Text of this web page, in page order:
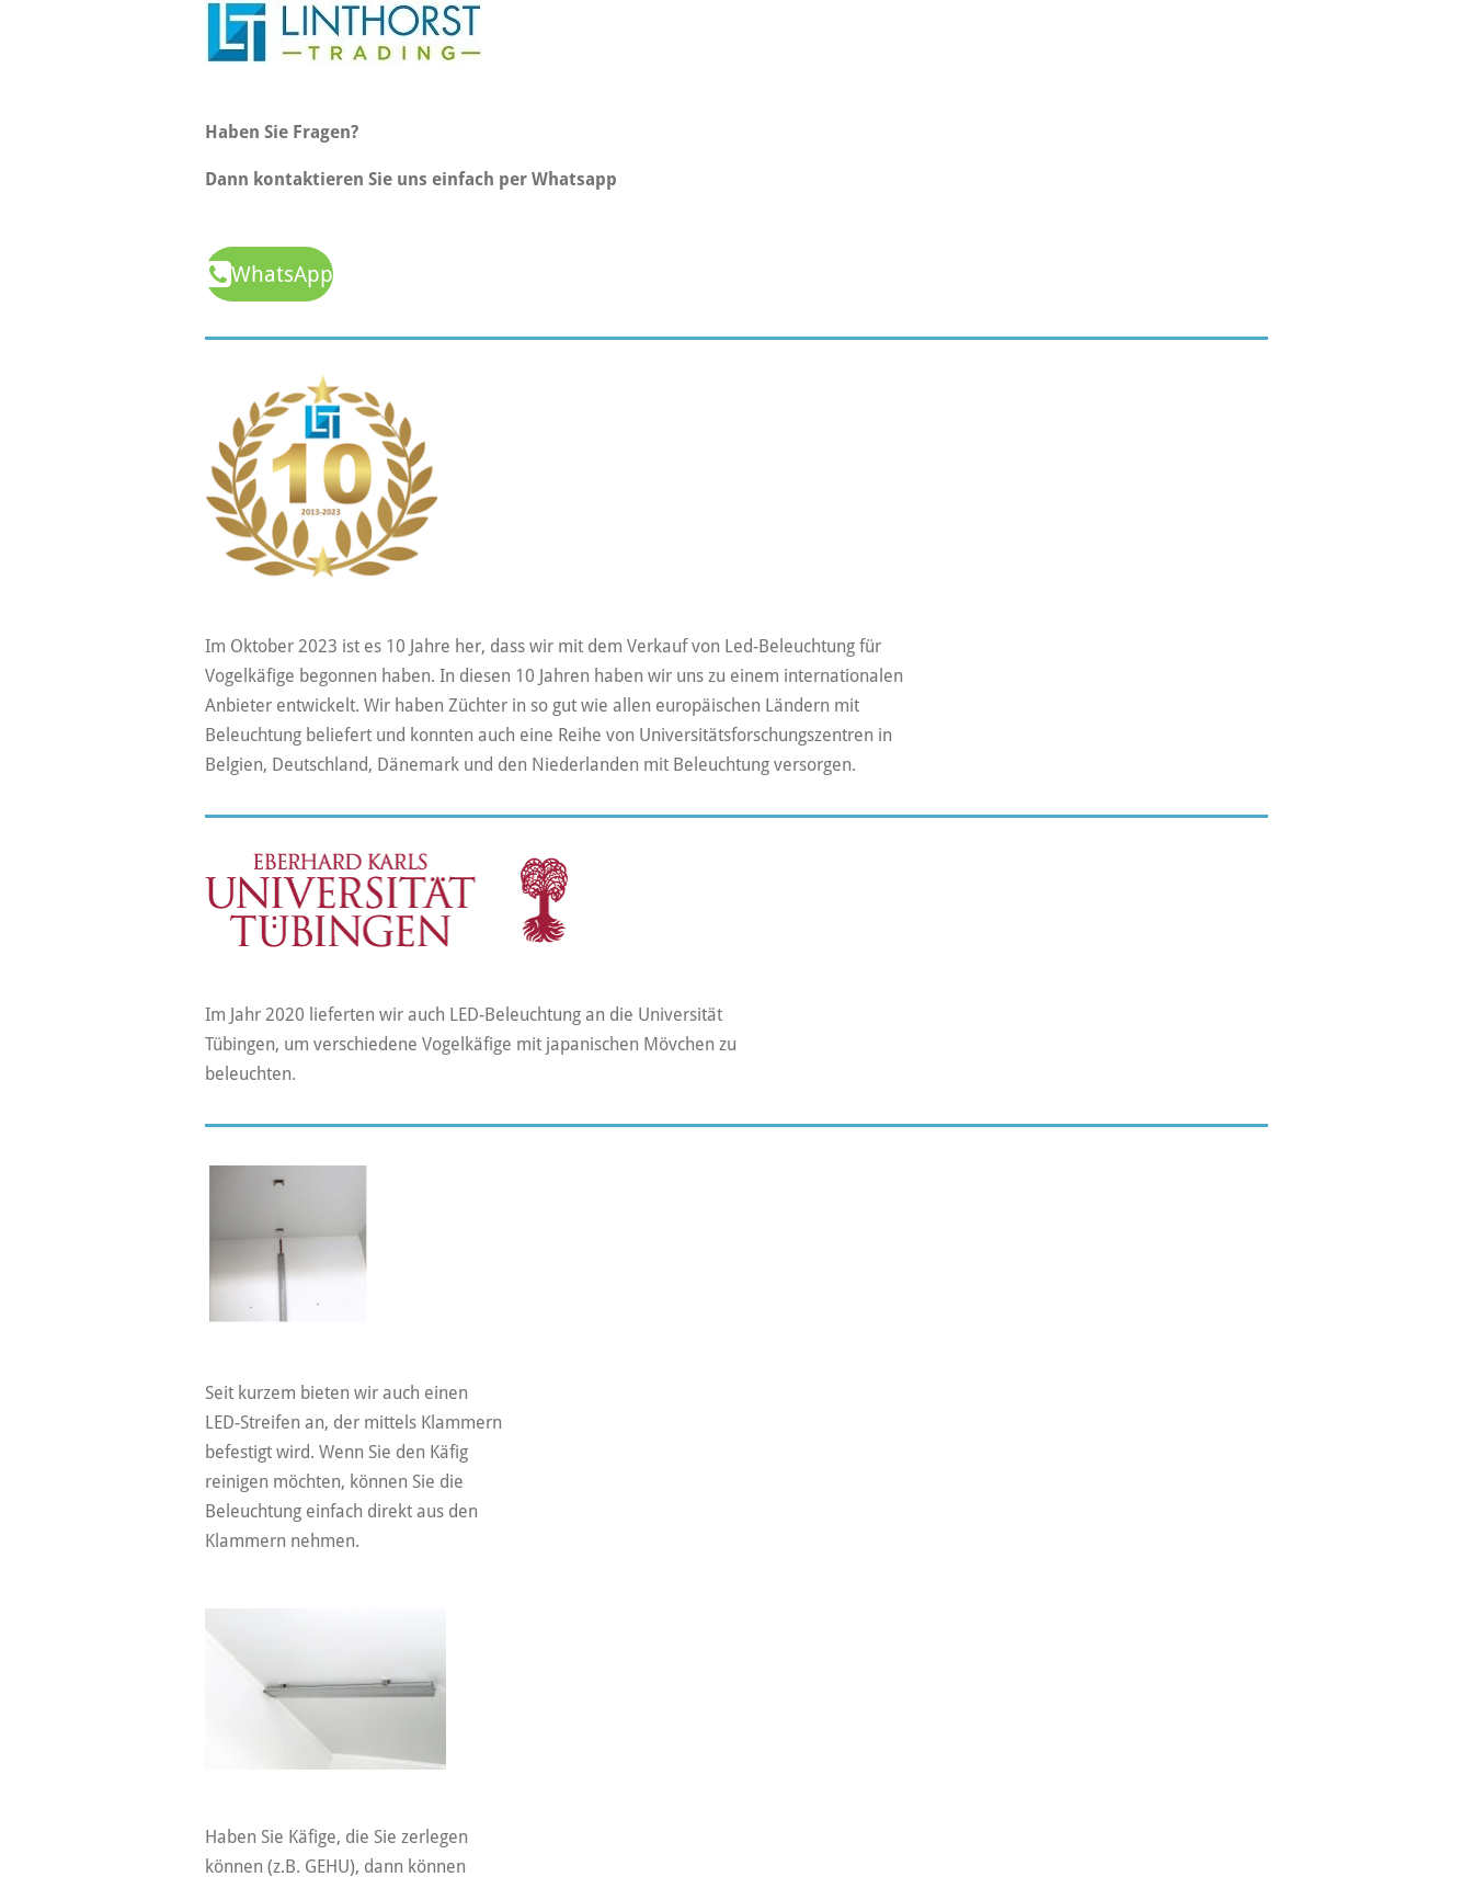
Haben Sie Fragen?
Dann kontaktieren Sie uns einfach per Whatsapp
WhatsApp
Im Oktober 2023 ist es 10 Jahre her, dass wir mit dem Verkauf von Led-Beleuchtung für
Vogelkäfige begonnen haben. In diesen 10 Jahren haben wir uns zu einem internationalen
Anbieter entwickelt. Wir haben Züchter in so gut wie allen europäischen Ländern mit
Beleuchtung beliefert und konnten auch eine Reihe von Universitätsforschungszentren in
Belgien, Deutschland, Dänemark und den Niederlanden mit Beleuchtung versorgen.
Im Jahr 2020 lieferten wir auch LED-Beleuchtung an die Universität
Tübingen, um verschiedene Vogelkäfige mit japanischen Mövchen zu
beleuchten.
Seit kurzem bieten wir auch einen
LED-Streifen an, der mittels Klammern
befestigt wird. Wenn Sie den Käfig
reinigen möchten, können Sie die
Beleuchtung einfach direkt aus den
Klammern nehmen.
Haben Sie Käfige, die Sie zerlegen
können (z.B. GEHU), dann können